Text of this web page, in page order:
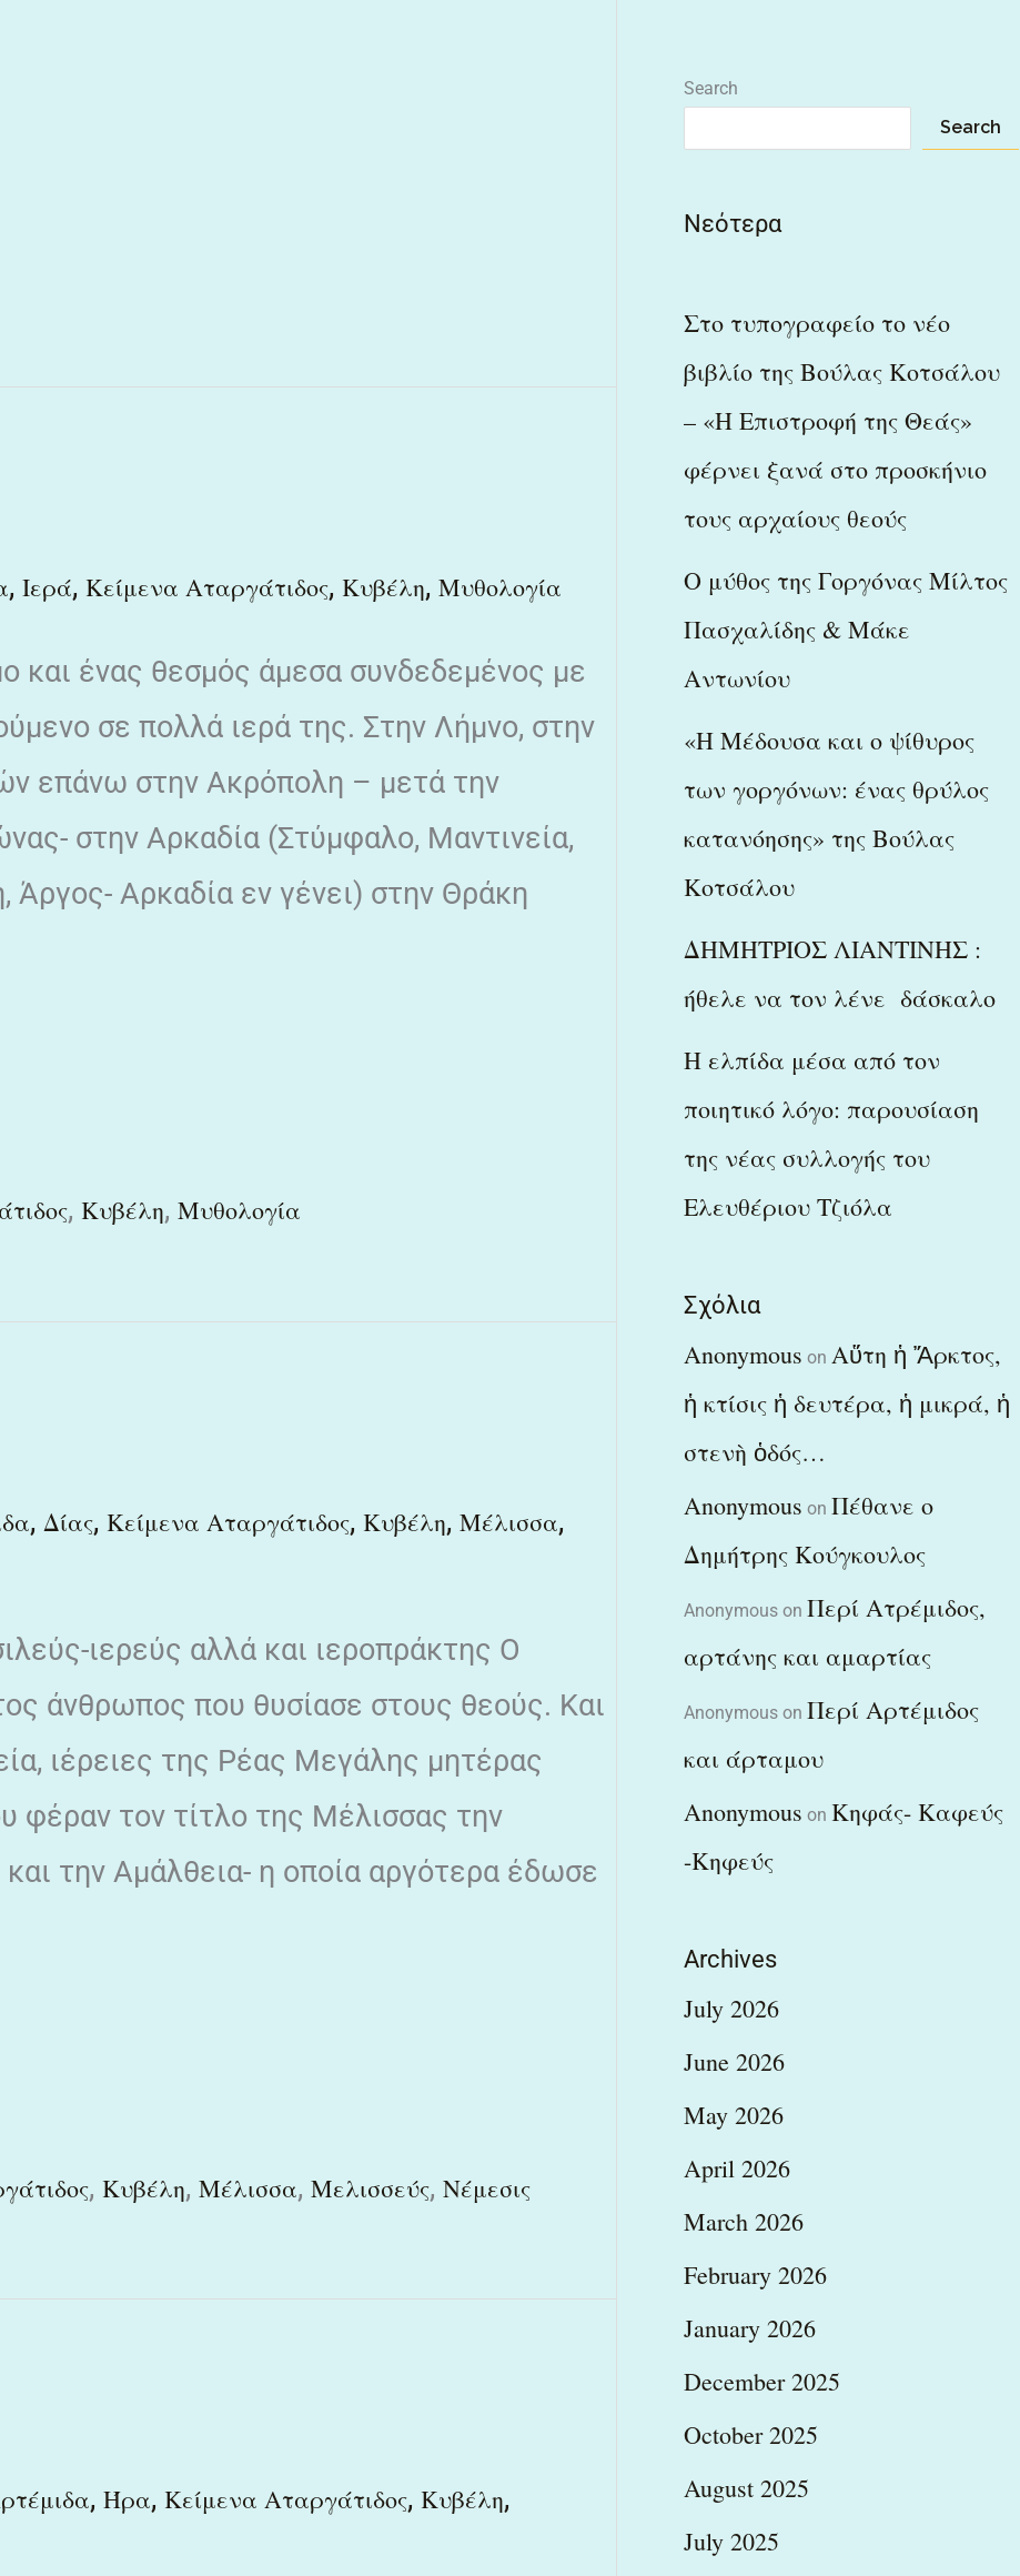
, Ιερά, Κείμενα Αταργάτιδος, Κυβέλη, Μυθολογία
και ένας θεσμός άμεσα συνδεδεμένος με
σε πολλά ιερά της. Στην Λήμνο, στην
επάνω στην Ακρόπολη – μετά την
στην Αρκαδία (Στύμφαλο, Μαντινεία,
Αρκαδία εν γένει) στην Θράκη
, Κυβέλη, Μυθολογία
, Δίας, Κείμενα Αταργάτιδος, Κυβέλη, Μέλισσα,
ιερεύς αλλά και ιεροπράκτης Ο
άνθρωπος που θυσίασε στους θεούς. Και
ιέρειες της Ρέας Μεγάλης μητέρας
φέραν τον τίτλο της Μέλισσας την
την Αμάλθεια- η οποία αργότερα έδωσε
, Κυβέλη, Μέλισσα, Μελισσεύς, Νέμεσις
, Ήρα, Κείμενα Αταργάτιδος, Κυβέλη,
Search
Search
Νεότερα
Στο τυπογραφείο το νέο
βιβλίο της Βούλας Κοτσάλου
– «Η Επιστροφή της Θεάς»
φέρνει ξανά στο προσκήνιο
τους αρχαίους θεούς
Ο μύθος της Γοργόνας Μίλτος
Πασχαλίδης & Μάκε
Αντωνίου
«Η Μέδουσα και ο ψίθυρος
των γοργόνων: ένας θρύλος
κατανόησης» της Βούλας
Κοτσάλου
ΔΗΜΗΤΡΙΟΣ ΛΙΑΝΤΙΝΗΣ :
ήθελε να τον λένε δάσκαλο
Η ελπίδα μέσα από τον
ποιητικό λόγο: παρουσίαση
της νέας συλλογής του
Ελευθέριου Τζιόλα
Σχόλια
Anonymous on Αὕτη ἡ Ἄρκτος,
ἡ κτίσις ἡ δευτέρα, ἡ μικρά, ἡ
στενὴ ὁδός…
Anonymous on Πέθανε ο
Δημήτρης Κούγκουλος
Anonymous on Περί Ατρέμιδος,
αρτάνης και αμαρτίας
Anonymous on Περί Αρτέμιδος
και άρταμου
Anonymous on Κηφάς- Καφεύς
-Κηφεύς
Archives
July 2026
June 2026
May 2026
April 2026
March 2026
February 2026
January 2026
December 2025
October 2025
August 2025
July 2025